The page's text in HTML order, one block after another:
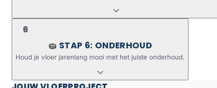
6
🧽 STAP 6: ONDERHOUD
Houd je vloer jarenlang mooi met het juiste onderhoud.